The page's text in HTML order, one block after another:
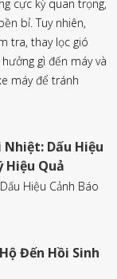
cực kỳ quan trọng,
bỉ. Tuy nhiên,
tra, thay lọc gió
gì đến máy và
máy để tránh
Dấu Hiệu
Hiệu Quả
Hiệu Cảnh Báo
Đến Hồi Sinh